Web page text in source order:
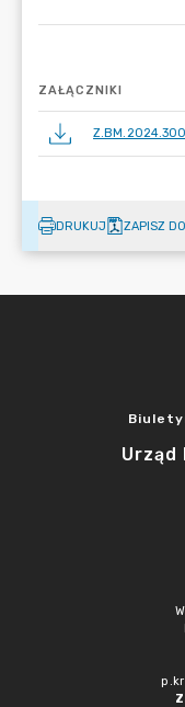
ZAŁĄCZNIKI
DRUKUJ ZAPISZ
Urząd